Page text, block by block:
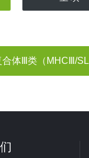
SLAⅢ）ELISA试剂盒